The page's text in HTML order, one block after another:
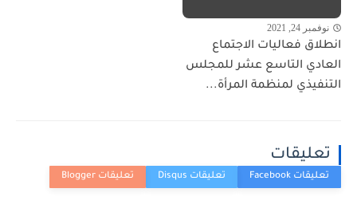
نوفمبر 24, 2021
انطلاق فعاليات الاجتماع
العادي التاسع عشر للمجلس
التنفيذي لمنظمة المرأة...
تعليقات